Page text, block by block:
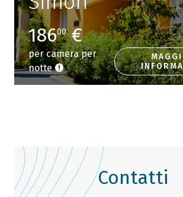
18600€
per camera per
notte
Contatti